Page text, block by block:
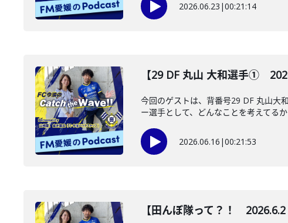
2026.06.23 |00:21:14
【29 DF 丸山 大和選手①
今回のゲストは、背番号29 DF 丸山大
ー選手として、どんなことを考えてる
2026.06.16 |00:21:53
【田んぼ隊って？！ 2026.6.2